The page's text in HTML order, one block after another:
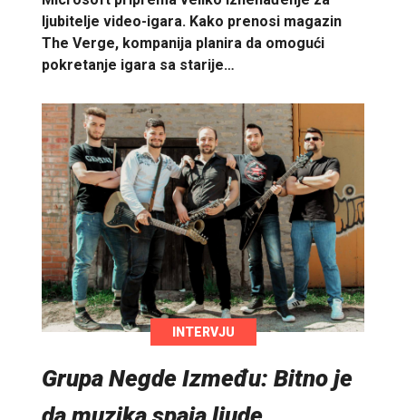
ljubitelje video-igara. Kako prenosi magazin
The Verge, kompanija planira da omogući
pokretanje igara sa starije…
INTERVJU
Grupa Negde Između: Bitno je